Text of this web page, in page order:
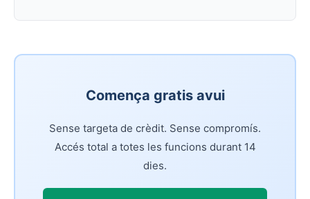
Comença gratis avui
Sense targeta de crèdit. Sense compromís.
Accés total a totes les funcions durant 14
dies.